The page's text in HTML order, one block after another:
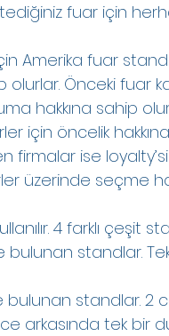
fuar için
Amerika fuar
Önceki fuar
hakkına sahip
için öncelik
firmalar ise
üzerinde seçme
4 farklı çeşit
bulunan standlar.
bulunan standlar. 2
arkasında tek bir